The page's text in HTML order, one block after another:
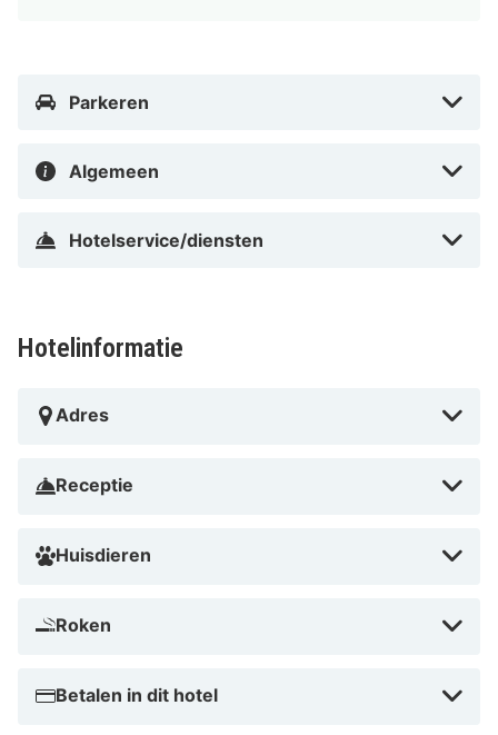
du Midi bevind je je centraal in Brussel, op 10 min.
Station. Dit hotel ligt op 2,2 km van Louizalaan en op
2,7 km van Brussels Christmas Market.
In Sint-Gillis in Brussel
Parkeren
Algemeen
Hotelservice/diensten
Hotelinformatie
Adres
Receptie
Huisdieren
Roken
Betalen in dit hotel